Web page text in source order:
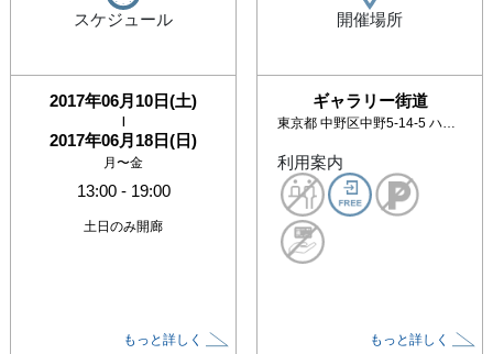
スケジュール
2017年06月10日(土)
|
2017年06月18日(日)
月〜金
13:00- 19:00
土日のみ開廊
もっと詳しく
開催場所
ギャラリー街道
東京都 中野区中野5-14-5 ハウスポートB1F
利用案内
もっと詳しく